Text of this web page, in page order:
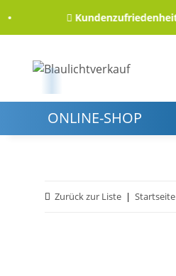
Kundenzufriedenheit
ONLINE-SHOP
Zurück zur Liste Startseite